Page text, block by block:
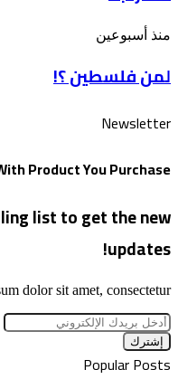
للأقصى
بذكرى
“الخراب”
لمن
؟!
منذ أسبوعين
لمن فلسطين ؟!
Newsletter
Product You Purchase
list to get the new
updates!
dolor sit amet, consectetur.
أدخل
بريدك
الإلكتروني
Popular Posts